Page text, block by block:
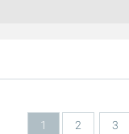
1 2 3